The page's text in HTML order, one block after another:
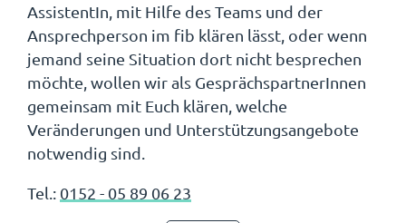
AssistentIn, mit Hilfe des Teams und der
Ansprechperson im fib klären lässt, oder wenn
jemand seine Situation dort nicht besprechen
möchte, wollen wir als GesprächspartnerInnen
gemeinsam mit Euch klären, welche
Veränderungen und Unterstützungsangebote
notwendig sind.
Tel.: 0152 - 05 89 06 23